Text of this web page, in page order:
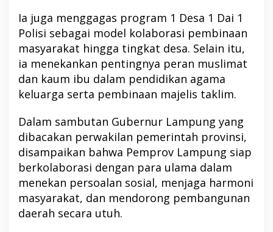
Ia juga menggagas program 1 Desa 1 Dai 1
Polisi sebagai model kolaborasi pembinaan
masyarakat hingga tingkat desa. Selain itu,
ia menekankan pentingnya peran muslimat
dan kaum ibu dalam pendidikan agama
keluarga serta pembinaan majelis taklim.
Dalam sambutan Gubernur Lampung yang
dibacakan perwakilan pemerintah provinsi,
disampaikan bahwa Pemprov Lampung siap
berkolaborasi dengan para ulama dalam
menekan persoalan sosial, menjaga harmoni
masyarakat, dan mendorong pembangunan
daerah secara utuh.